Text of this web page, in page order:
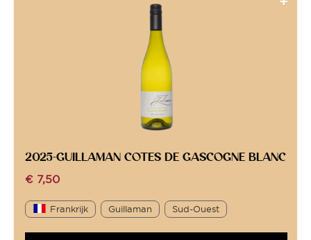
2025-GUILLAMAN COTES DE GASCOGNE BLANC
€ 7,50
Frankrijk Guillaman Sud-Ouest